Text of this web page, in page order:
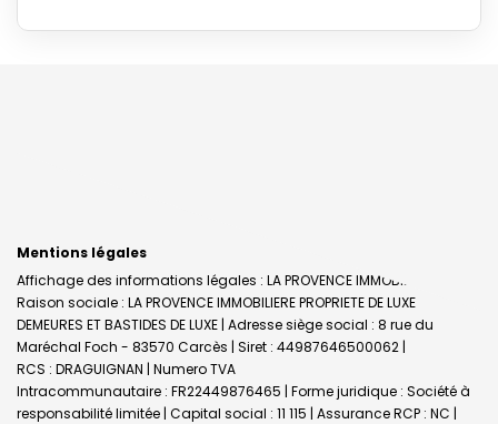
Mentions légales
Affichage des informations légales : LA PROVENCE IMMOBILIERE |
Raison sociale : LA PROVENCE IMMOBILIERE PROPRIETE DE LUXE
DEMEURES ET BASTIDES DE LUXE | Adresse siège social : 8 rue du
Maréchal Foch - 83570 Carcès | Siret : 44987646500062 |
RCS : DRAGUIGNAN | Numero TVA
Intracommunautaire : FR22449876465 | Forme juridique : Société à
responsabilité limitée | Capital social : 11 115 | Assurance RCP : NC |